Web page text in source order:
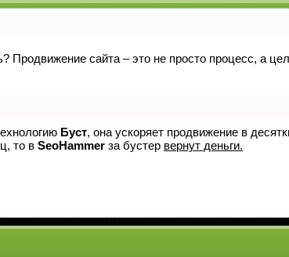
Продвижение сайта – это не просто процесс, а
Буст, она ускоряет продвижение в
то в SeoHammer за бустер вернут деньги.